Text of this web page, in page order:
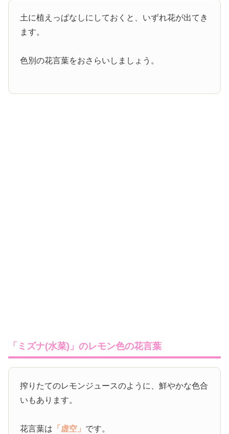
土に植えっぱなしにしておくと、いずれ花が出てき
ます。
色別の花言葉をおさらいしましょう。
「ミズナ(水菜)」のレモン色の花言葉
搾りたてのレモンジュースのように、鮮やかな色合
いもあります。
花言葉は 「虚空」 です。